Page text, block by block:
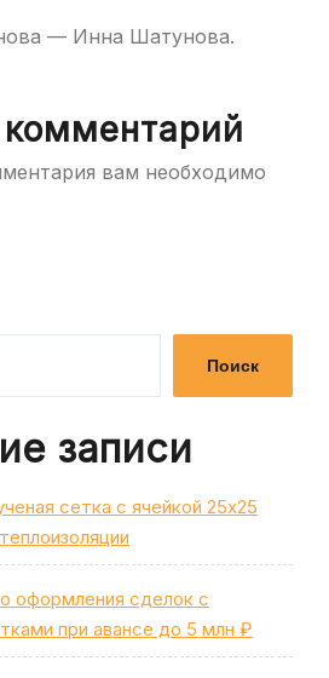
— Инна Шатунова.
вам необходимо
Поиск
записи
сетка с ячейкой 25х25
оформления сделок с
при авансе до 5 млн ₽